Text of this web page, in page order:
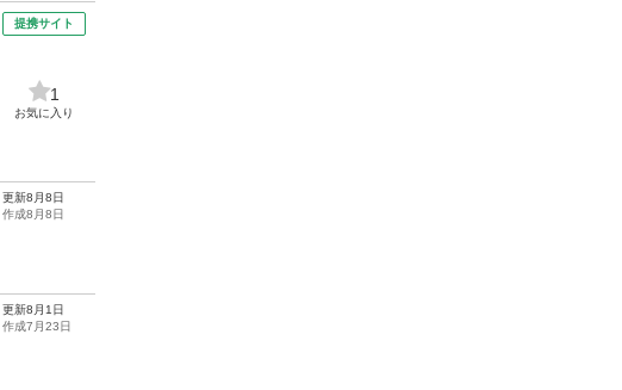
提携サイト
1
お気に入り
更新8月8日
作成8月8日
更新8月1日
作成7月23日